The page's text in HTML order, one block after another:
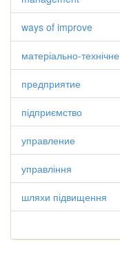
ways of improve
матеріально-
предприятие
підприємство
управление
управління
шляхи підвищення